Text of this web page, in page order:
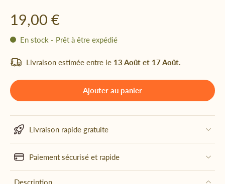
19,00 €
En stock - Prêt à être expédié
Livraison estimée entre le 13 Août et 17 Août.
Ajouter au panier
Livraison rapide gratuite
Paiement sécurisé et rapide
Description